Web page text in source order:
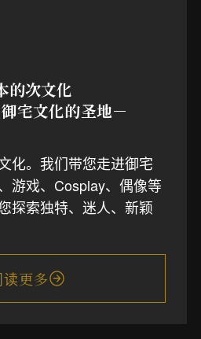
的次文化
宅文化的圣地－
化。我们带您走进御宅
游戏、Cosplay、偶像等
探索独特、迷人、新颖
读更多